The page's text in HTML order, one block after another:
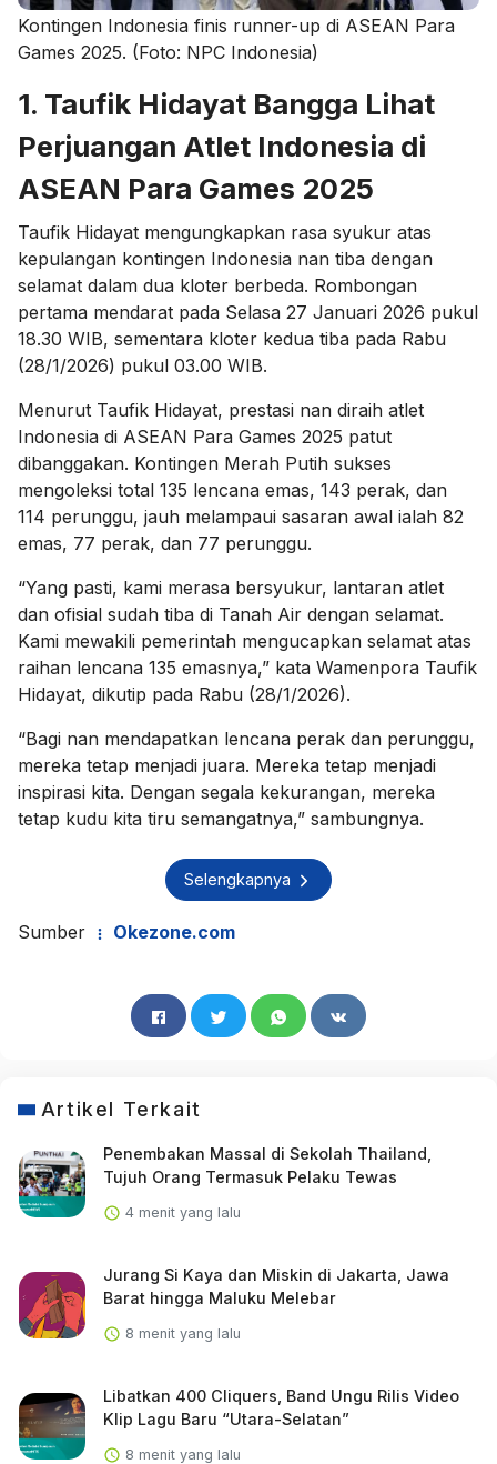
Kontingen Indonesia finis runner-up di ASEAN Para
Games 2025. (Foto: NPC Indonesia)
1. Taufik Hidayat Bangga Lihat
Perjuangan Atlet Indonesia di
ASEAN Para Games 2025
Taufik Hidayat mengungkapkan rasa syukur atas
kepulangan kontingen Indonesia nan tiba dengan
selamat dalam dua kloter berbeda. Rombongan
pertama mendarat pada Selasa 27 Januari 2026 pukul
18.30 WIB, sementara kloter kedua tiba pada Rabu
(28/1/2026) pukul 03.00 WIB.
Menurut Taufik Hidayat, prestasi nan diraih atlet
Indonesia di ASEAN Para Games 2025 patut
dibanggakan. Kontingen Merah Putih sukses
mengoleksi total 135 lencana emas, 143 perak, dan
114 perunggu, jauh melampaui sasaran awal ialah 82
emas, 77 perak, dan 77 perunggu.
“Yang pasti, kami merasa bersyukur, lantaran atlet
dan ofisial sudah tiba di Tanah Air dengan selamat.
Kami mewakili pemerintah mengucapkan selamat atas
raihan lencana 135 emasnya,” kata Wamenpora Taufik
Hidayat, dikutip pada Rabu (28/1/2026).
“Bagi nan mendapatkan lencana perak dan perunggu,
mereka tetap menjadi juara. Mereka tetap menjadi
inspirasi kita. Dengan segala kekurangan, mereka
tetap kudu kita tiru semangatnya,” sambungnya.
Selengkapnya
Sumber Okezone.com
Artikel Terkait
Penembakan Massal di Sekolah Thailand,
Tujuh Orang Termasuk Pelaku Tewas
4 menit yang lalu
Jurang Si Kaya dan Miskin di Jakarta, Jawa
Barat hingga Maluku Melebar
8 menit yang lalu
Libatkan 400 Cliquers, Band Ungu Rilis Video
Klip Lagu Baru “Utara-Selatan”
8 menit yang lalu